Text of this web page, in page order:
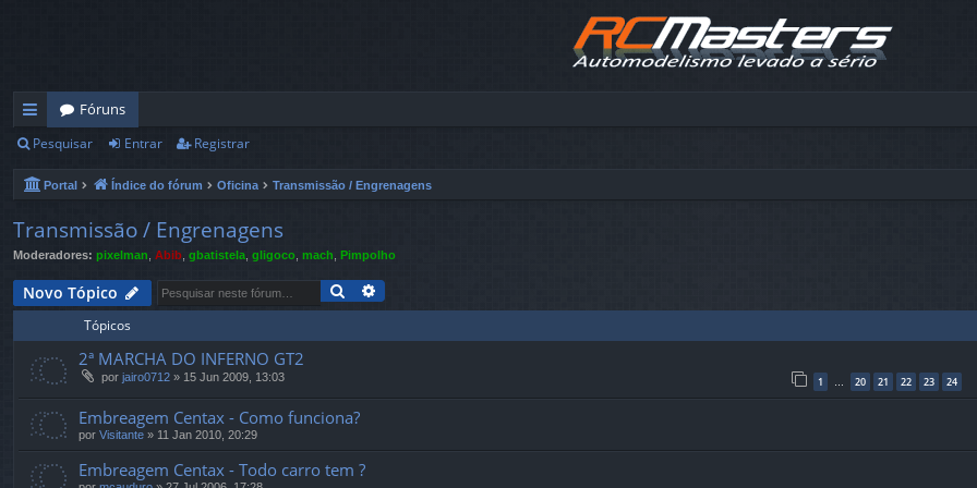
in
ks
pi
d
Fóruns
Pesquisar Entrar Registrar
Portal Índice do fórum Oficina Transmissão / Engrenagens
Transmissão / Engrenagens
Moderadores: pixelman Abib gbatistela gligoco mach Pimpolho
Novo Tópico Pesquisar
Tópicos
2ª MARCHA DO INFERNO GT2
por jairo0712 » 15 Jun 2009, 13:03 1 20 21 22 23 24
Embreagem Centax - Como funciona?
por Visitante » 11 Jan 2010, 20:29
Embreagem Centax - Todo carro tem ?